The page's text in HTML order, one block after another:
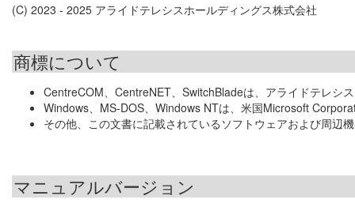
(C) 2023 - 2025 アライドテレシスホールディングス株式会社
商標について
CentreCOM、CentreNET、SwitchBladeは、アライドテレシ
Windows、MS-DOS、Windows NTは、米国Microsoft
その他、この文書に記載されているソフトウェアおよび周辺
マニュアルバージョン